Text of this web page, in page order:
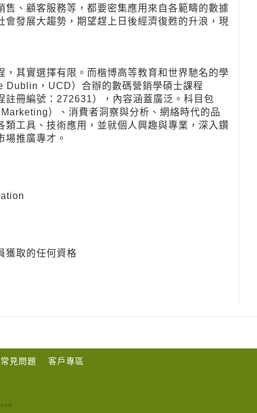
、顧客服務等，都要密集應用來自各範疇的數據
發展大趨勢，期望趕上日後經濟復甦的升浪，現
其實選擇有限。而楷博高等教育和世界馳名的學
，UCD）合辦的數碼營銷學碩士課程
冊編號：272631），內容涵蓋廣泛。科目包
）、消費者洞察與分析、網絡時代的品
工具、技術應用，並就個人興趣與專業，深入鑽
場推廣專才。
獲取的任何資格
常見問題 客戶專區